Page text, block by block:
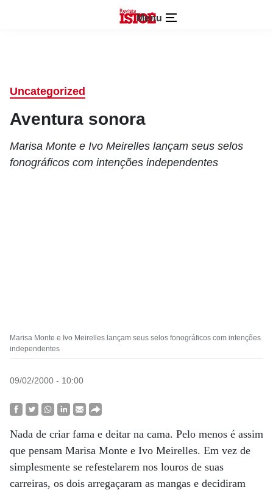
Menu
Uncategorized
Aventura sonora
Marisa Monte e Ivo Meirelles lançam seus selos
fonográficos com intenções independentes
Marisa Monte e Ivo Meirelles lançam seus selos fonográficos com intenções
independentes
09/02/2000 - 10:00
Nada de criar fama e deitar na cama. Pelo menos é assim
que pensam Marisa Monte e Ivo Meirelles. Em vez de
simplesmente se refestelarem nos louros de suas
carreiras, os dois arregaçaram as mangas e decidiram